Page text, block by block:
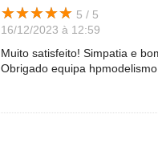
★★★★★
★★★★★ 5 / 5
16/12/2023 à 12:59
Muito satisfeito! Simpatia e
Obrigado equipa hpmodelismo.